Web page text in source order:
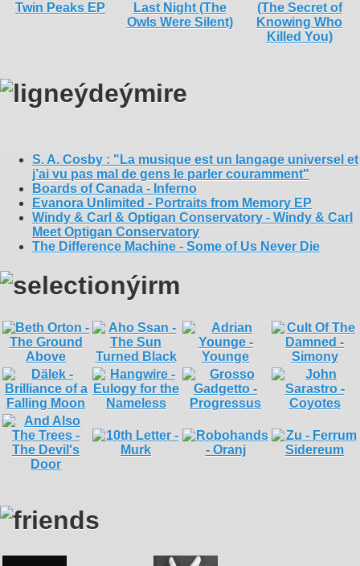
S. A. Cosby : "La musique est un langage universel et
j’ai vu pas mal de gens le parler couramment"
Boards of Canada - Inferno
Evanora Unlimited - Portraits from Memory EP
Windy & Carl & Optigan Conservatory - Windy & Carl
Meet Optigan Conservatory
The Difference Machine - Some of Us Never Die